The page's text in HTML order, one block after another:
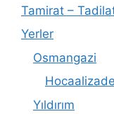
Tamirat –
Yerler
Osmangazi
Hocaalizade
Yıldırım